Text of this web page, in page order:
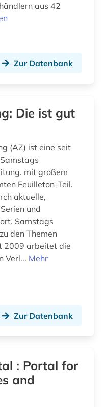
bibliografie 1470-1960 (1)
bibliografie 1896-1944 (1)
bibliographie 1400-1999 (1)
bibliographie 1700-1944 (1)
bibliographie 1997 - 2001 (1)
aus 42
Zur Datenbank
Die ist gut
(AZ) ist eine seit
mit großem
Feuilleton-Teil.
aktuelle,
und
Samstags
den Themen
2009 arbeitet die
Verl... Mehr
Zur Datenbank
: Portal for
and